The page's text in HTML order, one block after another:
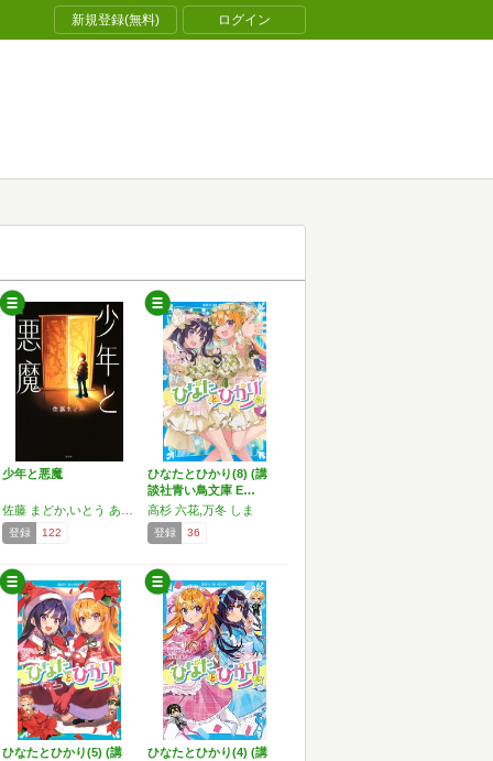
新規登録(無料) ログイン
少年と悪魔
登録 122
ひなたとひかり(8) (講
談社青い鳥文庫 E…
高杉 六花,万冬 しま
登録 36
ひなたとひかり(5) (講
ひなたとひかり(4) (講